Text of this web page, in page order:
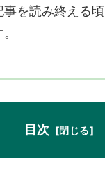
を読み終える
目次